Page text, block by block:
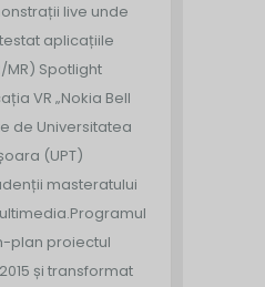
live unde
aplicațiile
MR) Spotlight
VR „Nokia Bell
de Universitatea
(UPT)
masteratului
Programul
plan proiectul
și transformat